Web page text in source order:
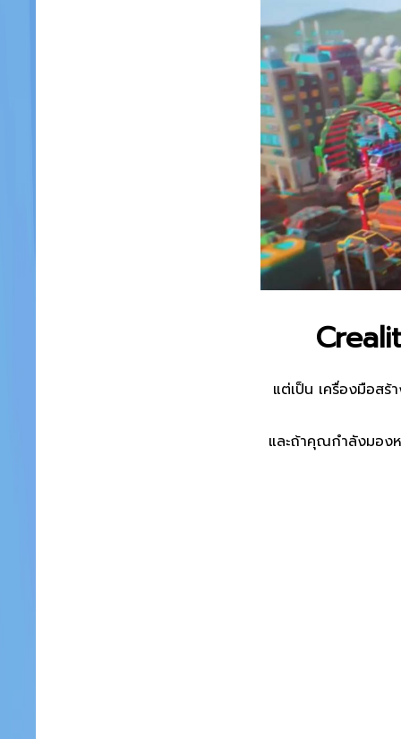
แต่เป็น เครื่องมือส
และถ้าคุณกำลังมอง